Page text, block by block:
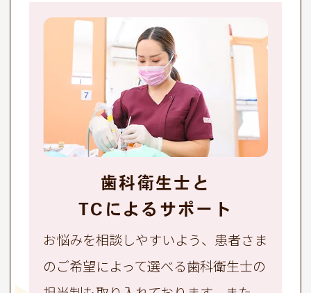
歯科衛生士と
TCによるサポート
お悩みを相談しやすいよう、患者さま
のご希望によって選べる歯科衛生士の